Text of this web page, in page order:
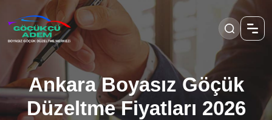
Ankara Boyasız Göçük
Düzeltme Fiyatları 2026